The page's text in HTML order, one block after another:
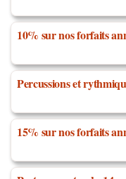
10% sur nos forfaits
Percussions et
15% sur nos forfaits